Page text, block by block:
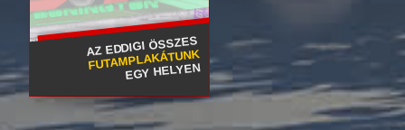
AZ EDDIGI ÖSSZES
FUTAMPLAKÁTUNK
EGY HELYEN